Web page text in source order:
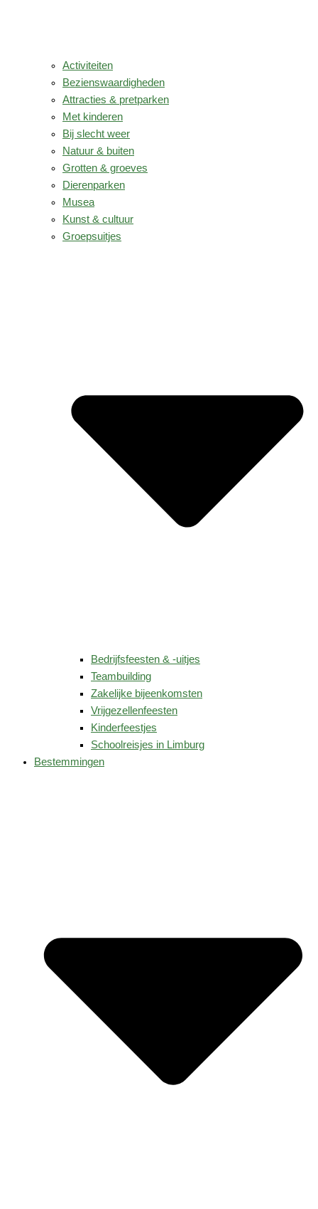
Activiteiten
Bezienswaardigheden
Attracties & pretparken
Met kinderen
Bij slecht weer
Natuur & buiten
Grotten & groeves
Dierenparken
Musea
Kunst & cultuur
Groepsuitjes
Bedrijfsfeesten & -uitjes
Teambuilding
Zakelijke bijeenkomsten
Vrijgezellenfeesten
Kinderfeestjes
Schoolreisjes in Limburg
Bestemmingen